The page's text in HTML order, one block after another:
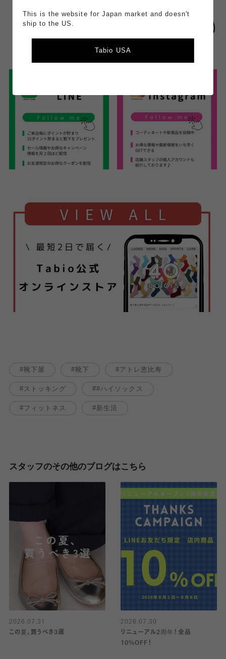
靴下屋 靴下 アトレ恵比寿
ストッキング #ハイソックス
フィットネス 新生活
スタッフのその他のブログはこちら
2026.07.31
この夏、買うべき3選
2026.07.30
リニューアル2周年！全品
10%OFF！
This is the website for Japan market and doesn't
ship to the US.
Tabio USA